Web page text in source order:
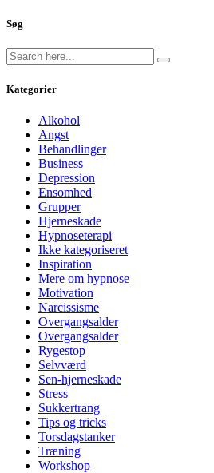
Søg
Kategorier
Alkohol
Angst
Behandlinger
Business
Depression
Ensomhed
Grupper
Hjerneskade
Hypnoseterapi
Ikke kategoriseret
Inspiration
Mere om hypnose
Motivation
Narcissisme
Overgangsalder
Overgangsalder
Rygestop
Selvværd
Sen-hjerneskade
Stress
Sukkertrang
Tips og tricks
Torsdagstanker
Træning
Workshop